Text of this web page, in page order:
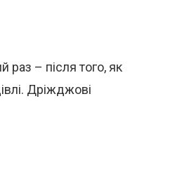
– після того, як
Дріжджові